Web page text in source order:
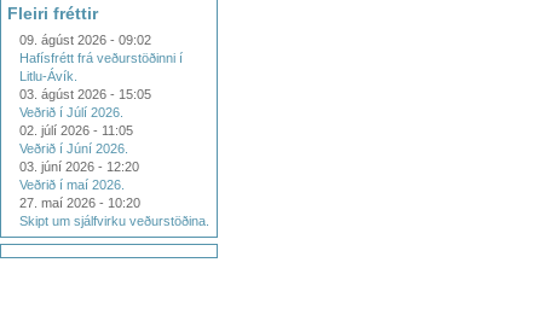
Fleiri fréttir
09. ágúst 2026 - 09:02
Hafísfrétt frá veðurstöðinni í
Litlu-Ávík.
03. ágúst 2026 - 15:05
Veðrið í Júlí 2026.
02. júlí 2026 - 11:05
Veðrið í Júní 2026.
03. júní 2026 - 12:20
Veðrið í maí 2026.
27. maí 2026 - 10:20
Skipt um sjálfvirku veðurstöðina.